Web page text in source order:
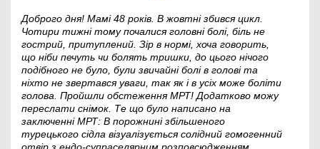
Доброго дня! Мамі 48 років. В жовтні збився цикл.
Чотири тижні тому почалися головні болі, біль не
гострий, притуплений. Зір в нормі, хоча говорить,
що ніби печуть чи болять тришки, до цього нічого
подібного не було, були звичайні болі в голові та
ніхто не звертався уваги, так як і в усіх може боліти
голова. Пройшли обстеження МРТ! Додатково можу
переслати снімок. Те що було написано на
заключенні МРТ: В порожнині збільшеного
турецького сідла візуалізується солідний гомогенний